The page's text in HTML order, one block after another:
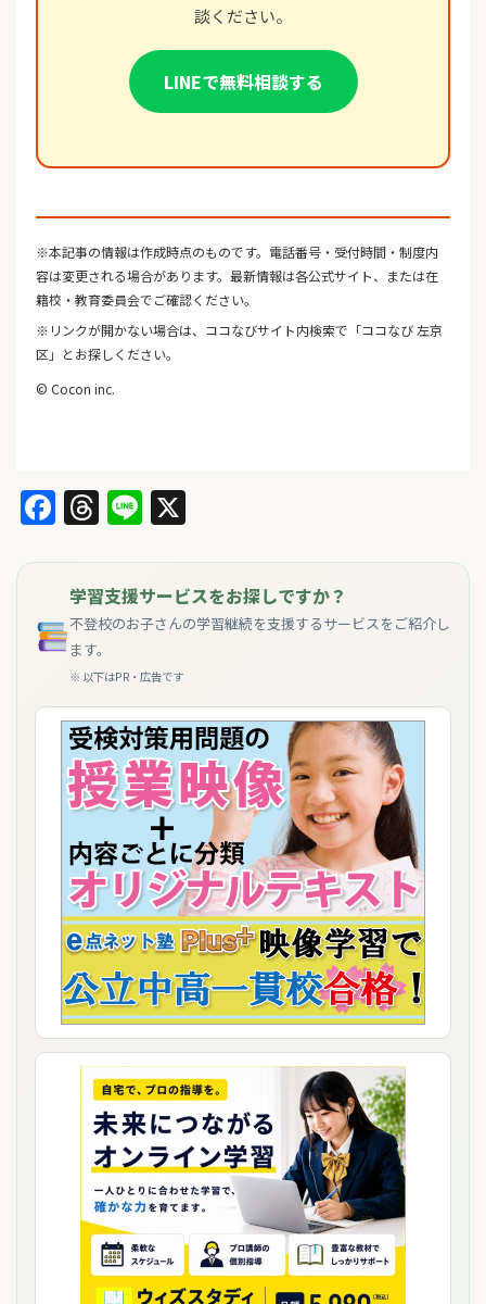
談ください。
LINEで無料相談する
※本記事の情報は作成時点のものです。電話番号・受付時間・制度内
容は変更される場合があります。最新情報は各公式サイト、または在
籍校・教育委員会でご確認ください。
※リンクが開かない場合は、ココなびサイト内検索で「ココなび 左京
区」とお探しください。
© Cocon inc.
Facebook
Threads
Line
学習支援サービスをお探しですか？
不登校のお子さんの学習継続を支援するサービスをご紹介し
ます。
※ 以下はPR・広告です